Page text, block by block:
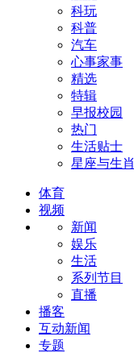
科玩
科普
汽车
心事家事
精选
特辑
早报校园
热门
生活贴士
星座与生肖
体育
视频
新闻
娱乐
生活
系列节目
直播
播客
互动新闻
专题